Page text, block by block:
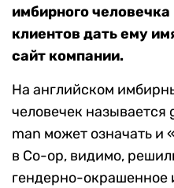
имбирного
клиентов дать ему
сайт компании.
На английском
человечек
man может означать и
в Co-op, видимо,
гендерно-окрашенное